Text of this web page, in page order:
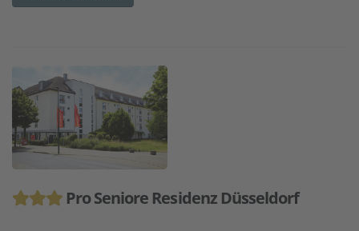
Pro Seniore Residenz Düsseldorf